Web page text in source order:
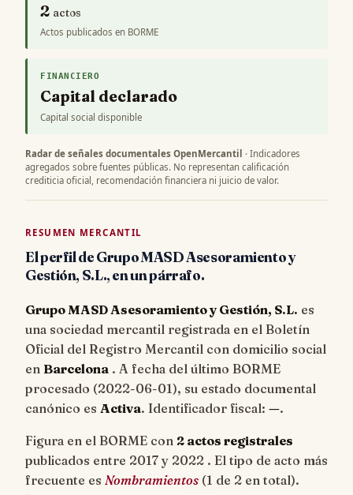
2 actos
Actos publicados en BORME
FINANCIERO
Capital declarado
Capital social disponible
Radar de señales documentales OpenMercantil · Indicadores
agregados sobre fuentes públicas. No representan calificación
crediticia oficial, recomendación financiera ni juicio de valor.
RESUMEN MERCANTIL
El perfil de Grupo MASD Asesoramiento y
Gestión, S.L., en un párrafo.
Grupo MASD Asesoramiento y Gestión, S.L. es
una sociedad mercantil registrada en el Boletín
Oficial del Registro Mercantil con domicilio social
en Barcelona . A fecha del último BORME
procesado (2022-06-01), su estado documental
canónico es Activa. Identificador fiscal: —.
Figura en el BORME con 2 actos registrales
publicados entre 2017 y 2022 . El tipo de acto más
frecuente es Nombramientos (1 de 2 en total).